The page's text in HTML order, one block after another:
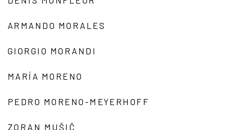
ARMANDO MORALES
GIORGIO MORANDI
MARÍA MORENO
PEDRO MORENO-MEYERHOFF
ZORAN MUŠIČ